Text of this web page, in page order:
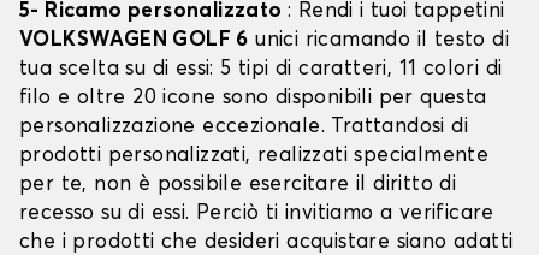
5- Ricamo personalizzato : Rendi i tuoi tappetini
VOLKSWAGEN GOLF 6 unici ricamando il testo di
tua scelta su di essi: 5 tipi di caratteri, 11 colori di
filo e oltre 20 icone sono disponibili per questa
personalizzazione eccezionale. Trattandosi di
prodotti personalizzati, realizzati specialmente
per te, non è possibile esercitare il diritto di
recesso su di essi. Perciò ti invitiamo a verificare
che i prodotti che desideri acquistare siano adatti